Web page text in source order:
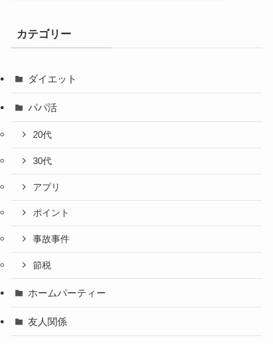
カテゴリー
ダイエット
パパ活
20代
30代
アプリ
ポイント
事故事件
節税
ホームパーティー
友人関係